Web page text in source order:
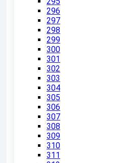
296
297
298
299
300
301
302
303
304
305
306
307
308
309
310
311